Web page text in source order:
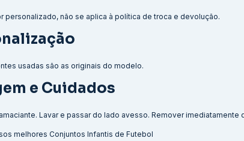
personalizado, não se aplica à política de troca e devolução.
usadas são as originais do modelo.
e Cuidados
Lavar e passar do lado avesso. Remover
melhores Conjuntos Infantis de Futebol